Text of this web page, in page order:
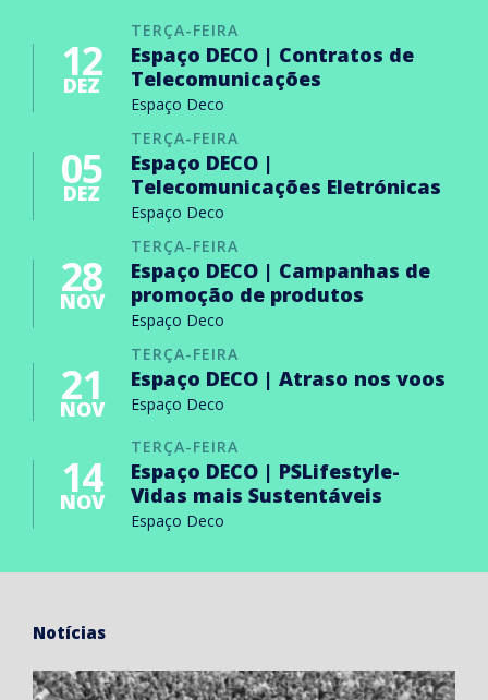
TERÇA-FEIRA
12
DEZ
Espaço DECO | Contratos de
Telecomunicações
Espaço Deco
TERÇA-FEIRA
05
DEZ
Espaço DECO |
Telecomunicações Eletrónicas
Espaço Deco
TERÇA-FEIRA
28
NOV
Espaço DECO | Campanhas de
promoção de produtos
Espaço Deco
TERÇA-FEIRA
21
NOV
Espaço DECO | Atraso nos voos
Espaço Deco
TERÇA-FEIRA
14
NOV
Espaço DECO | PSLifestyle-
Vidas mais Sustentáveis
Espaço Deco
Notícias